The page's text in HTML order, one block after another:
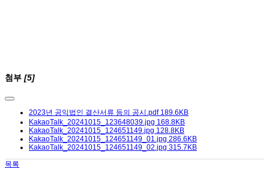
첨부 [5]
2023년 공익법인 결산서류 등의 공시.pdf 189.6KB
KakaoTalk_20241015_123648039.jpg 168.8KB
KakaoTalk_20241015_124651149.jpg 128.8KB
KakaoTalk_20241015_124651149_01.jpg 286.6KB
KakaoTalk_20241015_124651149_02.jpg 315.7KB
목록